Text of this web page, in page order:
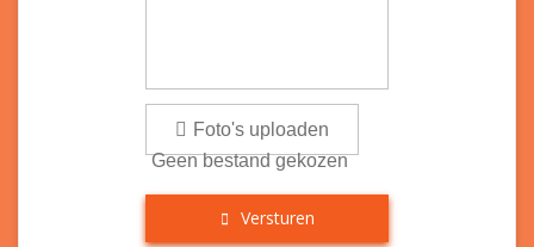
Foto's uploaden
Geen bestand gekozen
Versturen